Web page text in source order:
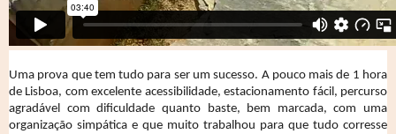
Uma prova que tem tudo para ser um sucesso. A pouco mais de 1 hora
de Lisboa, com excelente acessibilidade, estacionamento fácil, percurso
agradável com dificuldade quanto baste, bem marcada, com uma
organização simpática e que muito trabalhou para que tudo corresse